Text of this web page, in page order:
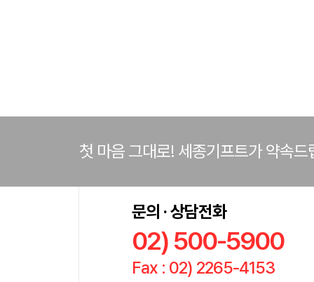
첫 마음 그대로! 세종기프트가 약속드
문의 · 상담전화
02) 500-5900
Fax : 02) 2265-4153